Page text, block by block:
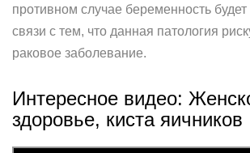
противном случае беременность
связи с тем, что данная патология
раковое заболевание.
Интересное видео:
здоровье, киста яичников